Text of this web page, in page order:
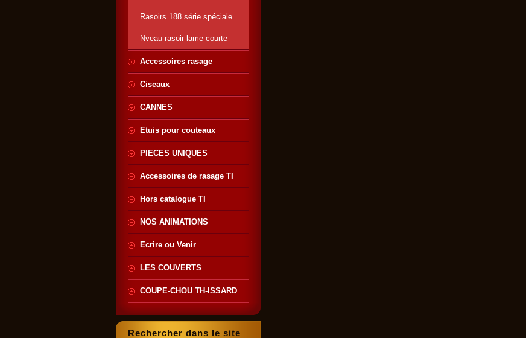
Rasoirs 188 série spéciale
Nveau rasoir lame courte
Accessoires rasage
Ciseaux
CANNES
Etuis pour couteaux
PIECES UNIQUES
Accessoires de rasage TI
Hors catalogue TI
NOS ANIMATIONS
Ecrire ou Venir
LES COUVERTS
COUPE-CHOU TH-ISSARD
Rechercher dans le site